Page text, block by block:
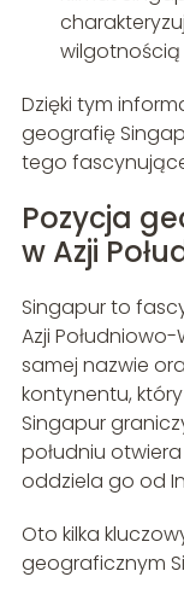
wilgotnością
Dzięki tym
geografię
tego
Pozycja
w Azji
Singapur to
Azji
samej nazwie
kontynentu,
Singapur
południu
oddziela go od
Oto kilka
geograficznym